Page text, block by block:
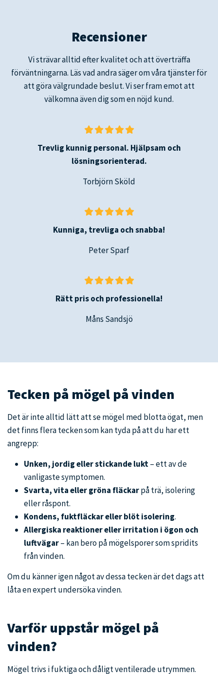
Recensioner
Vi strävar alltid efter kvalitet och att överträffa
förväntningarna. Läs vad andra säger om våra tjänster för
att göra välgrundade beslut. Vi ser fram emot att
välkomna även dig som en nöjd kund.
Trevlig kunnig personal. Hjälpsam och
lösningsorienterad.
Torbjörn Sköld
Kunniga, trevliga och snabba!
Peter Sparf
Rätt pris och professionella!
Måns Sandsjö
Tecken på mögel på vinden
Det är inte alltid lätt att se mögel med blotta ögat, men
det finns flera tecken som kan tyda på att du har ett
angrepp:
Unken, jordig eller stickande lukt– ett av de
vanligaste symptomen.
Svarta, vita eller gröna fläckarpå trä, isolering
eller råspont.
Kondens, fuktfläckar eller blöt isolering.
Allergiska reaktioner eller irritation i ögon och
luftvägar– kan bero på mögelsporer som spridits
från vinden.
Om du känner igen något av dessa tecken är det dags att
låta en expert undersöka vinden.
Varför uppstår mögel på
vinden?
Mögel trivs i fuktiga och dåligt ventilerade utrymmen.